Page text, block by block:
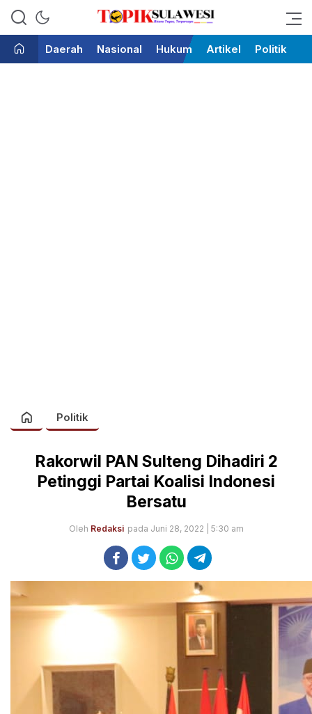
Topik Sulawesi
Bicara Tegas Terpercaya
Daerah
Nasional Hukum Artikel Politik
Politik
Rakorwil PAN Sulteng Dihadiri 2
Petinggi Partai Koalisi Indonesi
Bersatu
Oleh Redaksi pada Juni 28, 2022 | 5:30 am